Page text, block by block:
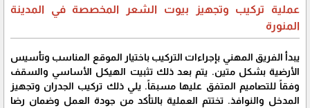
عملية تركيب وتجهيز بيوت الشعر المخصصة في المدينة
المنورة
يبدأ الفريق المهني بإجراءات التركيب باختيار الموقع المناسب وتأسيس
الأرضية بشكل متين. يتم بعد ذلك تثبيت الهيكل الأساسي والسقف
وفقاً للتصاميم المتفق عليها مسبقاً. يلي ذلك تركيب الجدران وتجهيز
المدخل والنوافذ. تختتم العملية بالتأكد من جودة العمل وضمان رضا